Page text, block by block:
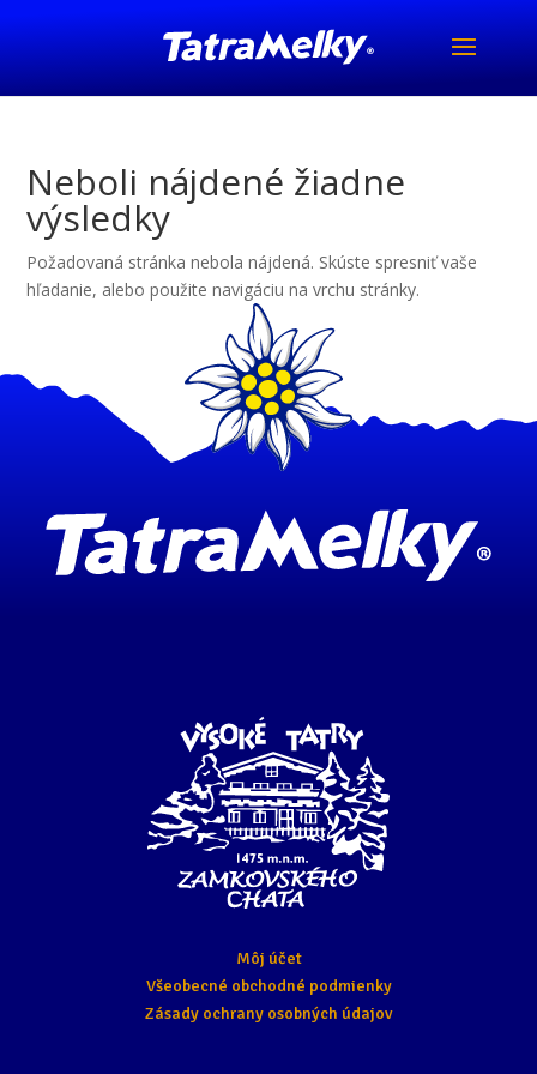
Neboli nájdené žiadne
výsledky
Požadovaná stránka nebola nájdená. Skúste spresniť vaše
hľadanie, alebo použite navigáciu na vrchu stránky.
Môj účet
Všeobecné obchodné podmienky
Zásady ochrany osobných údajov